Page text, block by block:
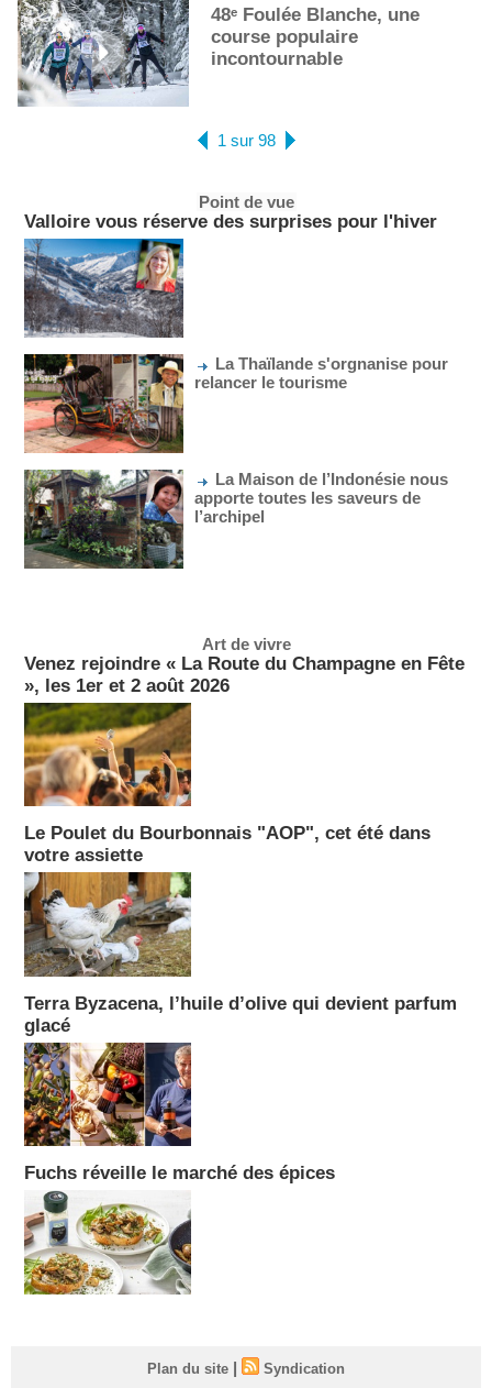
48ᵉ Foulée Blanche, une
course populaire
incontournable
1 sur 98
Point de vue
Valloire vous réserve des surprises pour l'hiver
La Thaïlande s'orgnanise pour
relancer le tourisme
La Maison de l’Indonésie nous
apporte toutes les saveurs de
l’archipel
Art de vivre
Venez rejoindre « La Route du Champagne en Fête
», les 1er et 2 août 2026
Le Poulet du Bourbonnais "AOP", cet été dans
votre assiette
Terra Byzacena, l’huile d’olive qui devient parfum
glacé
Fuchs réveille le marché des épices
Plan du site | Syndication